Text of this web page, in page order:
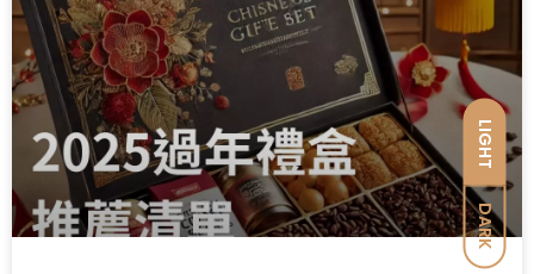
LIGHT
DARK